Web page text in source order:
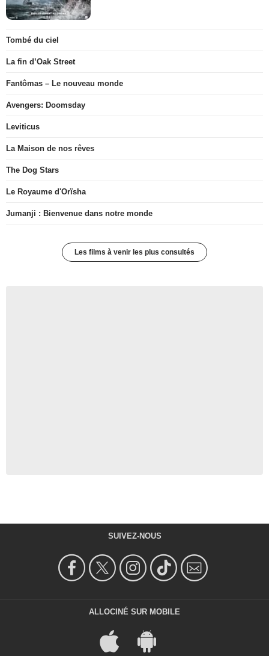
Tombé du ciel
La fin d’Oak Street
Fantômas – Le nouveau monde
Avengers: Doomsday
Leviticus
La Maison de nos rêves
The Dog Stars
Le Royaume d'Orïsha
Jumanji : Bienvenue dans notre monde
Les films à venir les plus consultés
SUIVEZ-NOUS
ALLOCINÉ SUR MOBILE